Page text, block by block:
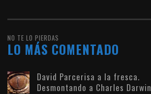
NO TE LO PIERDAS
LO MÁS COMENTADO
David Parcerisa a la fresca.
Desmontando a Charles Darwin